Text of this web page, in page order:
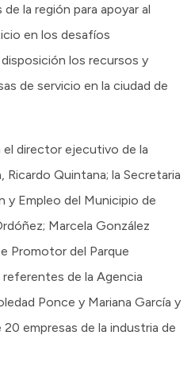
la región para apoyar al
en los desafíos
los recursos y
de servicio en la ciudad de
el director ejecutivo de la
Quintana; la Secretaria
y Empleo del Municipio de
Marcela González
Promotor del Parque
de la Agencia
Ponce y Mariana García y
empresas de la industria de